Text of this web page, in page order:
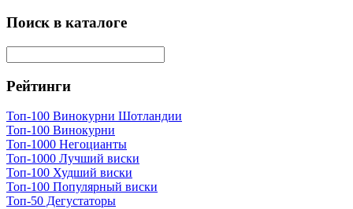
Поиск в каталоге
Рейтинги
Топ-100 Винокурни Шотландии
Топ-100 Винокурни
Топ-1000 Негоцианты
Топ-1000 Лучший виски
Топ-100 Худший виски
Топ-100 Популярный виски
Топ-50 Дегустаторы